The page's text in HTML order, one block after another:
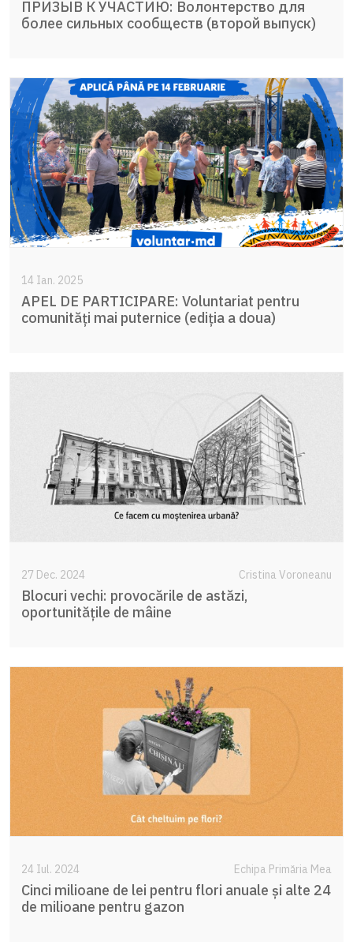
ПРИЗЫВ К УЧАСТИЮ: Волонтерство для
более сильных сообществ (второй выпуск)
14 Ian. 2025
APEL DE PARTICIPARE: Voluntariat pentru
comunități mai puternice (ediția a doua)
27 Dec. 2024 Cristina Voroneanu
Blocuri vechi: provocările de astăzi,
oportunitățile de mâine
24 Iul. 2024 Echipa Primăria Mea
Cinci milioane de lei pentru flori anuale și alte 24
de milioane pentru gazon